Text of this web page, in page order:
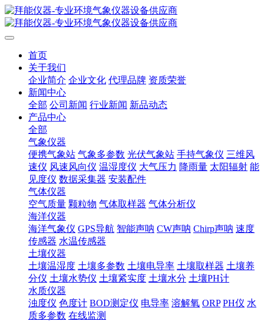
首页
关于我们
企业简介 企业文化 代理品牌 资质荣誉
新闻中心
全部 公司新闻 行业新闻 新品动态
产品中心
全部
气象仪器
便携气象站 气象多参数 光伏气象站 手持气象仪 三维风
速仪 风速风向仪 温湿度仪 大气压力 降雨量 太阳辐射 能
见度仪 数据采集器 安装配件
气体仪器
空气质量 颗粒物 气体取样器 气体分析仪
海洋仪器
海洋气象仪 GPS导航 智能声呐 CW声呐 Chirp声呐 速度
传感器 水温传感器
土壤仪器
土壤温湿度 土壤多参数 土壤电导率 土壤取样器 土壤养
分仪 土壤水势仪 土壤紧实度 土壤水分 土壤PH计
水质仪器
浊度仪 色度计 BOD测定仪 电导率 溶解氧 ORP PH仪 水
质多参数 在线监测